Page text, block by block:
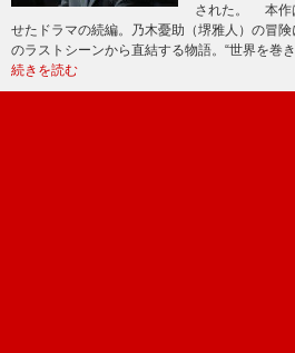
された。 本作
せたドラマの続編。乃木憂助（堺雅人）の冒
のラストシーンから直結する物語。“世界を巻
続きを読む